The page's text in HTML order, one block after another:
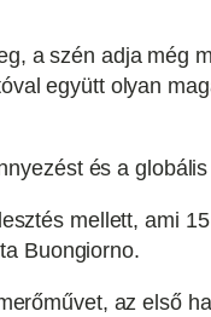
a szén adja még
együtt olyan
és a
mellett, ami
Buongiorno.
az első